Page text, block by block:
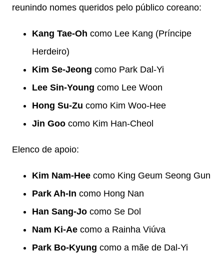
reunindo nomes queridos pelo público coreano:
Kang Tae-Oh como Lee Kang (Príncipe
Herdeiro)
Kim Se-Jeong como Park Dal-Yi
Lee Sin-Young como Lee Woon
Hong Su-Zu como Kim Woo-Hee
Jin Goo como Kim Han-Cheol
Elenco de apoio:
Kim Nam-Hee como King Geum Seong Gun
Park Ah-In como Hong Nan
Han Sang-Jo como Se Dol
Nam Ki-Ae como a Rainha Viúva
Park Bo-Kyung como a mãe de Dal-Yi